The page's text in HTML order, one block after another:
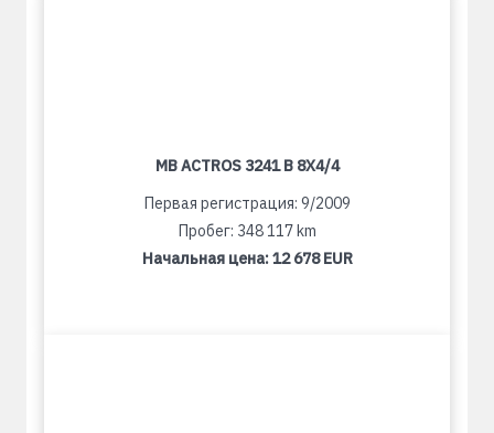
MB ACTROS 3241 B 8X4/4
Первая регистрация: 9/2009
Пробег: 348 117 km
Начальная цена:12 678 EUR